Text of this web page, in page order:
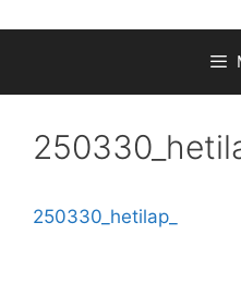
250330_hetilap_